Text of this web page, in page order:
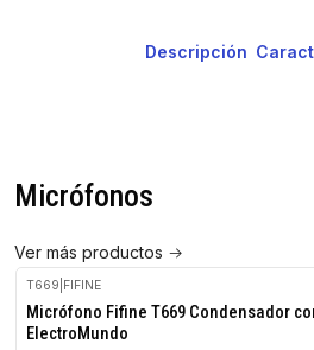
Descripción
Micrófonos
Ver más productos
T669 FIFINE
Micrófono Fifine T669 Condensador
ElectroMundo